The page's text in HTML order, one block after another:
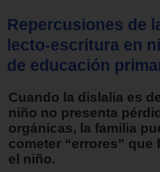
Repercusiones de
lecto-escritura en
de educación
Cuando la dislalia es
niño no presenta
orgánicas, la familia
cometer “errores”
el niño.